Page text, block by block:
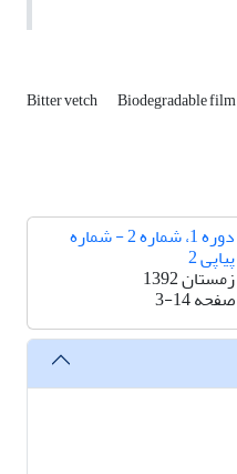
Bitter vetch Biodegradable film
دوره 1، شماره 2 - شماره
پیاپی 2
زمستان 1392
صفحه3-14